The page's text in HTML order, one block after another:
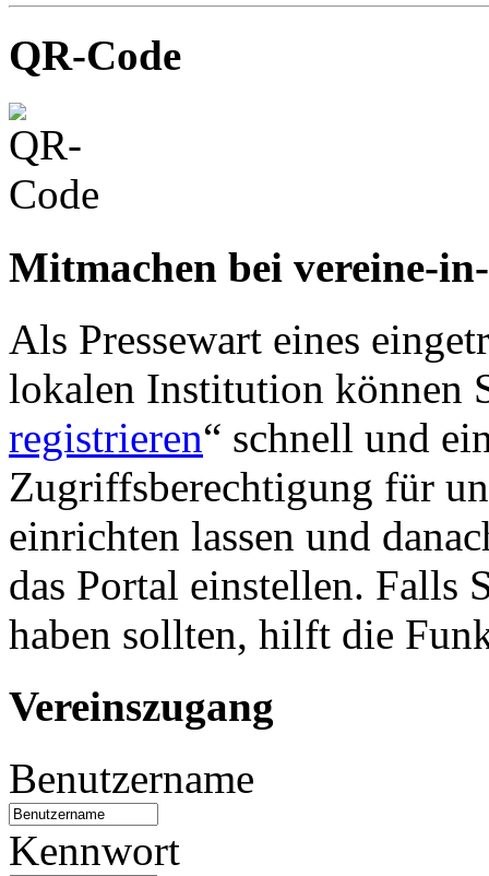
QR-Code
Mitmachen bei vereine-
Als Pressewart eines
lokalen Institution können
registrieren“ schnell und
Zugriffsberechtigung für
einrichten lassen und
das Portal einstellen. Falls
haben sollten, hilft die
Vereinszugang
Benutzername
Kennwort